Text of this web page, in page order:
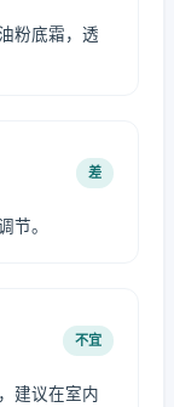
粉底霜，透
差
节。
不宜
建议在室内